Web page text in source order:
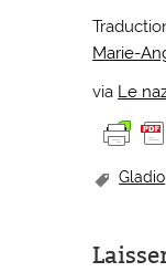
Marie-
via Le
Gladio